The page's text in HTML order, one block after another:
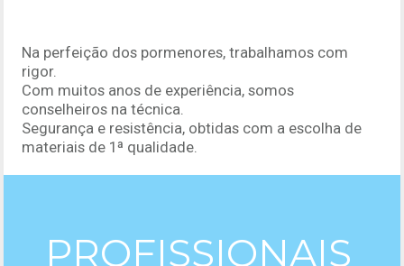
Na perfeição dos pormenores, trabalhamos com
rigor.
Com muitos anos de experiência, somos
conselheiros na técnica.
Segurança e resistência, obtidas com a escolha de
materiais de 1ª qualidade.
PROFISSIONAIS